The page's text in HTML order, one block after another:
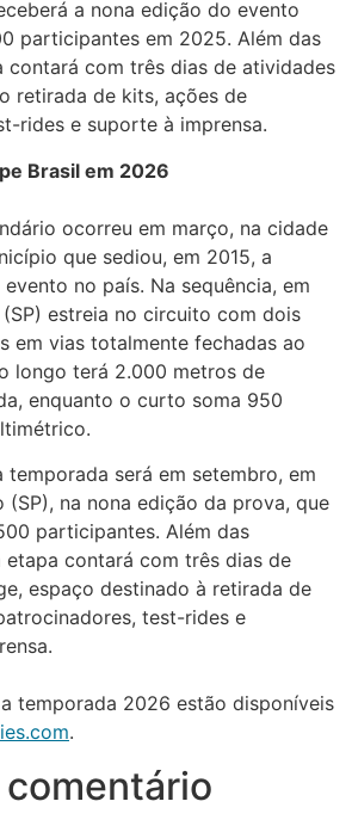
a nona edição do evento
participantes em 2025. Além das
contará com três dias de atividades
retirada de kits, ações de
rides e suporte à imprensa.
Brasil em 2026
ocorreu em março, na cidade
que sediou, em 2015, a
no país. Na sequência, em
estreia no circuito com dois
em vias totalmente fechadas ao
longo terá 2.000 metros de
enquanto o curto soma 950
temporada será em setembro, em
(SP), na nona edição da prova, que
participantes. Além das
contará com três dias de
espaço destinado à retirada de
test-rides e
temporada 2026 estão disponíveis
.